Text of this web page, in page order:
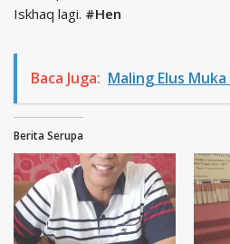
Iskhaq lagi. #Hen
Baca Juga: Maling Elus Muka
Berita Serupa